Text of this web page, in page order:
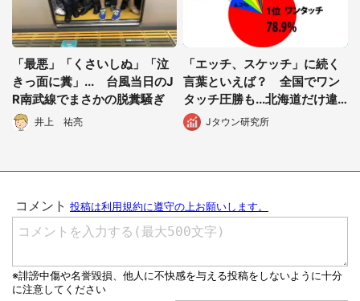
選択する
「最悪」「くさいしぬ」「泣
きっ面に糞」... 台風当日のJ
R南武線でまさかの脱糞騒ぎ
井上 祐亮
「エッチ、スケッチ」に続く
言葉といえば？ 全国でワン
タッチ圧勝も...北海道だけ違
う結果にJタウン研究所